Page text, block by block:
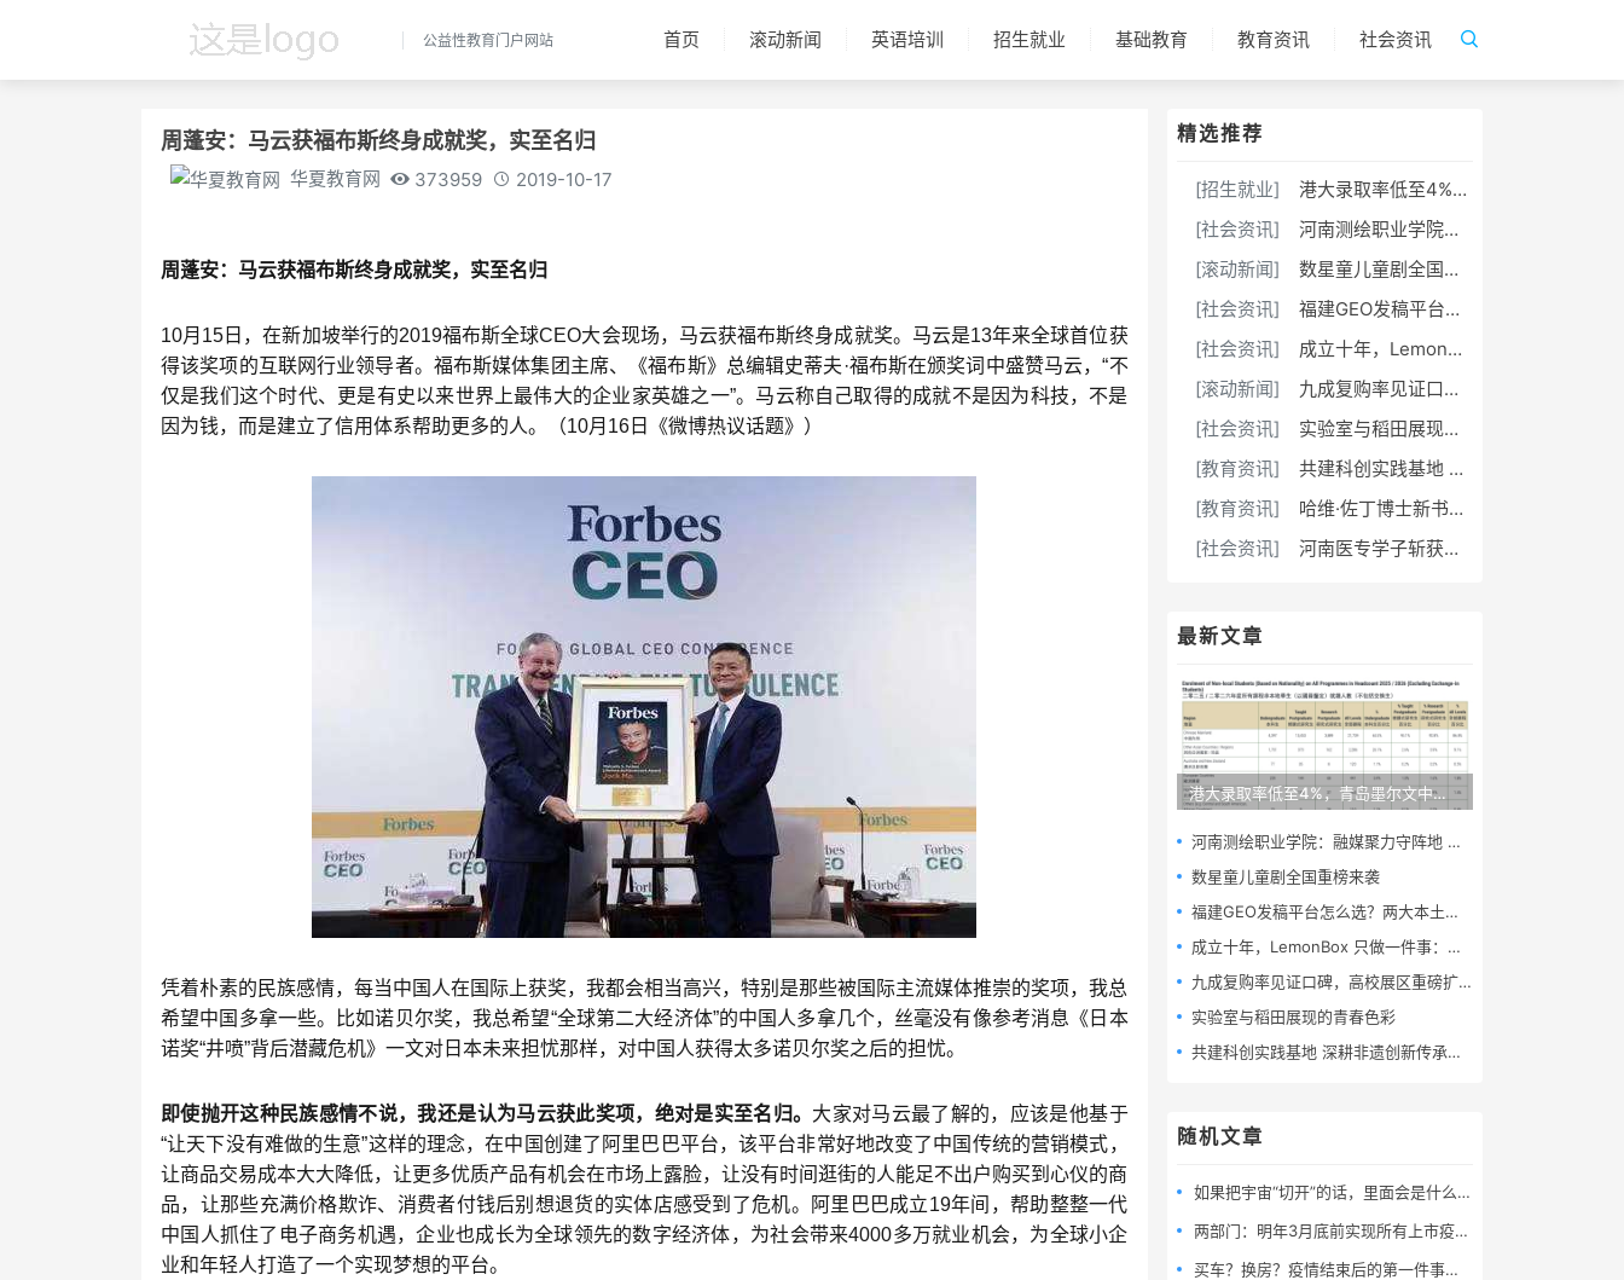
公益性教育门户网站 首页 滚动新闻 英语培训 招生就业 基础教育 教育资讯 社会资讯
周蓬安：马云获福布斯终身成就奖，实至名归
华夏教育网 373959 2019-10-17
周蓬安：马云获福布斯终身成就奖，实至名归
10月15日，在新加坡举行的2019福布斯全球CEO大会现场，马云获福布斯终身成就奖。马云是13年来全球首位获
得该奖项的互联网行业领导者。福布斯媒体集团主席、《福布斯》总编辑史蒂夫·福布斯在颁奖词中盛赞马云，“不
仅是我们这个时代、更是有史以来世界上最伟大的企业家英雄之一”。马云称自己取得的成就不是因为科技，不是
因为钱，而是建立了信用体系帮助更多的人。（10月16日《微博热议话题》）
凭着朴素的民族感情，每当中国人在国际上获奖，我都会相当高兴，特别是那些被国际主流媒体推崇的奖项，我总
希望中国多拿一些。比如诺贝尔奖，我总希望“全球第二大经济体”的中国人多拿几个，丝毫没有像参考消息《日本
诺奖“井喷”背后潜藏危机》一文对日本未来担忧那样，对中国人获得太多诺贝尔奖之后的担忧。
即使抛开这种民族感情不说，我还是认为马云获此奖项，绝对是实至名归。 大家对马云最了解的，应该是他基于
“让天下没有难做的生意”这样的理念，在中国创建了阿里巴巴平台，该平台非常好地改变了中国传统的营销模式，
让商品交易成本大大降低，让更多优质产品有机会在市场上露脸，让没有时间逛街的人能足不出户购买到心仪的商
品，让那些充满价格欺诈、消费者付钱后别想退货的实体店感受到了危机。阿里巴巴成立19年间，帮助整整一代
中国人抓住了电子商务机遇，企业也成长为全球领先的数字经济体，为社会带来4000多万就业机会，为全球小企
业和年轻人打造了一个实现梦想的平台。
精选推荐
[招生就业]
港大录取率低至4%，青岛墨尔文中学逆势拿下24封港校TOP5录取
[社会资讯]
河南测绘职业学院：融媒聚力守阵地 数字赋能育新人
[滚动新闻]
数星童儿童剧全国重榜来袭
[社会资讯]
福建GEO发稿平台怎么选？两大本土合规推广平台实测推荐
[社会资讯]
​成立十年，LemonBox 只做一件事：定制营养
[滚动新闻]
九成复购率见证口碑，高校展区重磅扩容——高交会首次为职业院校敞开“专属通道”
[社会资讯]
实验室与稻田展现的青春色彩
[教育资讯]
共建科创实践基地 深耕非遗创新传承｜艺术学院“窑火新生”团队开展三下乡校企联动社会实践活动
[教育资讯]
哈维·佐丁博士新书发布会及旅奥画家张裕苓的“小中医姐姐和Leo” 关爱动物儿童书画展在联合国维也纳分部成功举办
[社会资讯]
河南医专学子斩获全国大学生生命科学竞赛两项国家级奖项
最新文章
港大录取率低至4%，青岛墨尔文中学逆势拿下24封港校TOP5录取
河南测绘职业学院：融媒聚力守阵地 数字赋能育新人
数星童儿童剧全国重榜来袭
福建GEO发稿平台怎么选？两大本土合规推广平台实测推荐
​成立十年，LemonBox 只做一件事：定制营养
九成复购率见证口碑，高校展区重磅扩容——高交会首次为职业院校敞开“专属通道”
实验室与稻田展现的青春色彩
共建科创实践基地 深耕非遗创新传承｜艺术学院“窑火新生”团队开展三下乡校企联动社会实践活动
随机文章
如果把宇宙“切开”的话，里面会是什么样的呢？
两部门：明年3月底前实现所有上市疫苗全过程可追溯
买车？换房？疫情结束后的第一件事：改变工作方式！